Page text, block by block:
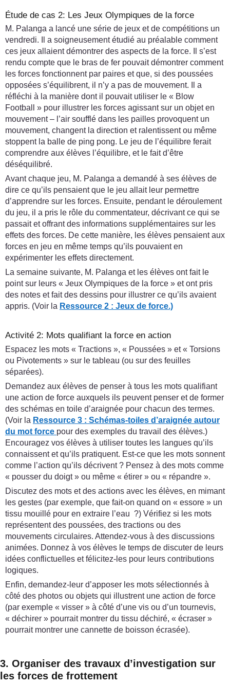
Étude de cas 2: Les Jeux Olympiques de la force
M. Palanga a lancé une série de jeux et de compétitions un
vendredi. Il a soigneusement étudié au préalable comment
ces jeux allaient démontrer des aspects de la force. Il s’est
rendu compte que le bras de fer pouvait démontrer comment
les forces fonctionnent par paires et que, si des poussées
opposées s’équilibrent, il n’y a pas de mouvement. Il a
réfléchi à la manière dont il pouvait utiliser le « Blow
Football » pour illustrer les forces agissant sur un objet en
mouvement – l’air soufflé dans les pailles provoquent un
mouvement, changent la direction et ralentissent ou même
stoppent la balle de ping pong. Le jeu de l’équilibre ferait
comprendre aux élèves l’équilibre, et le fait d’être
déséquilibré.
Avant chaque jeu, M. Palanga a demandé à ses élèves de
dire ce qu’ils pensaient que le jeu allait leur permettre
d’apprendre sur les forces. Ensuite, pendant le déroulement
du jeu, il a pris le rôle du commentateur, décrivant ce qui se
passait et offrant des informations supplémentaires sur les
effets des forces. De cette manière, les élèves pensaient aux
forces en jeu en même temps qu’ils pouvaient en
expérimenter les effets directement.
La semaine suivante, M. Palanga et les élèves ont fait le
point sur leurs « Jeux Olympiques de la force » et ont pris
des notes et fait des dessins pour illustrer ce qu’ils avaient
appris. (Voir la Ressource 2 : Jeux de force.)
Activité 2: Mots qualifiant la force en action
Espacez les mots « Tractions », « Poussées » et « Torsions
ou Pivotements » sur le tableau (ou sur des feuilles
séparées).
Demandez aux élèves de penser à tous les mots qualifiant
une action de force auxquels ils peuvent penser et de former
des schémas en toile d’araignée pour chacun des termes.
(Voir la Ressource 3 : Schémas-toiles d’araignée autour
du mot force pour des exemples du travail des élèves.)
Encouragez vos élèves à utiliser toutes les langues qu’ils
connaissent et qu’ils pratiquent. Est-ce que les mots sonnent
comme l’action qu’ils décrivent ? Pensez à des mots comme
« pousser du doigt » ou même « étirer » ou « répandre ».
Discutez des mots et des actions avec les élèves, en mimant
les gestes (par exemple, que fait-on quand on « essore » un
tissu mouillé pour en extraire l’eau ?) Vérifiez si les mots
représentent des poussées, des tractions ou des
mouvements circulaires. Attendez-vous à des discussions
animées. Donnez à vos élèves le temps de discuter de leurs
idées conflictuelles et félicitez-les pour leurs contributions
logiques.
Enfin, demandez-leur d’apposer les mots sélectionnés à
côté des photos ou objets qui illustrent une action de force
(par exemple « visser » à côté d’une vis ou d’un tournevis,
« déchirer » pourrait montrer du tissu déchiré, « écraser »
pourrait montrer une cannette de boisson écrasée).
3. Organiser des travaux d’investigation sur
les forces de frottement